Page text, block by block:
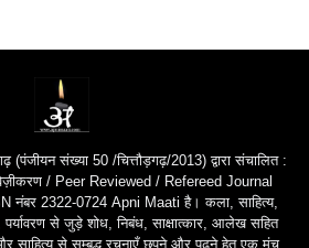
(पंजीयन संख्या 50 /चित्तौड़गढ़/2013) द्वारा संचालित :
/ Peer Reviewed / Refereed Journal
नंबर 2322-0724 Apni Maati है। कला, साहित्य,
से जुड़े शोध, निबंध, साक्षात्कार, आलेख सहित
साहित्य से सम्बद्ध रचनाएँ छपने और पढ़ने हेतु एक मंच